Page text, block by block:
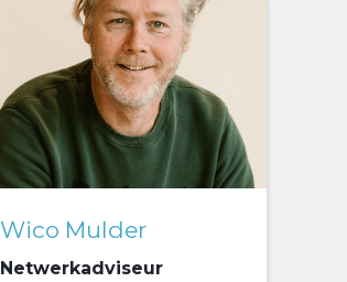
Wico Mulder
Netwerkadviseur